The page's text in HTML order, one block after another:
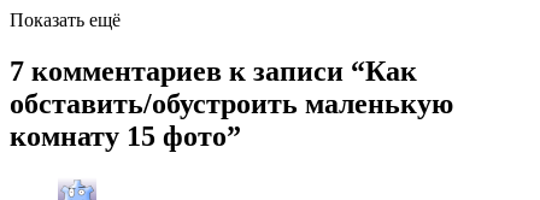
Показать ещё
7 комментариев к записи “Как
обставить/обустроить маленькую
комнату 15 фото”